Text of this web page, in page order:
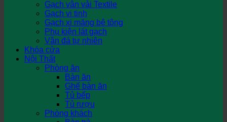
Gạch vân vải Textile
Gạch vi tinh
Gạch xi măng bê tông
Phụ kiện lát gạch
Vân đá tự nhiên
Khóa cửa
Nội Thất
Phòng ăn
Bàn ăn
Ghế bàn ăn
Tủ bếp
Tủ rượu
Phòng khách